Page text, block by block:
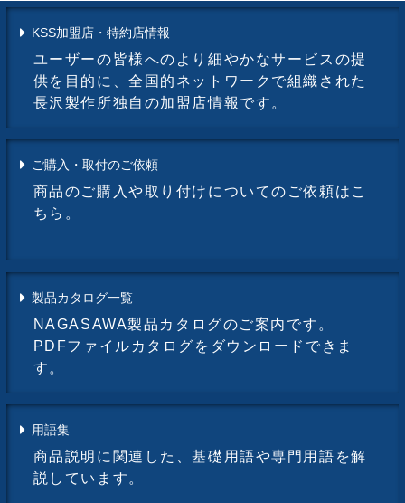
KSS加盟店・特約店情報
ユーザーの皆様へのより細やかなサービスの提
供を目的に、全国的ネットワークで組織された
長沢製作所独自の加盟店情報です。
ご購入・取付のご依頼
商品のご購入や取り付けについてのご依頼はこ
ちら。
製品カタログ一覧
NAGASAWA製品カタログのご案内です。
PDFファイルカタログをダウンロードできま
す。
用語集
商品説明に関連した、基礎用語や専門用語を解
説しています。